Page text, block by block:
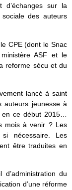
sur la
des auteurs
CPE (dont le Snac
ASF et le
reforme sécu et du
lancé à saint
auteurs jeunesse à
ce début 2015…
mois à venir ? Les
nécessaire. Les
être traduites en
du
d’une réforme